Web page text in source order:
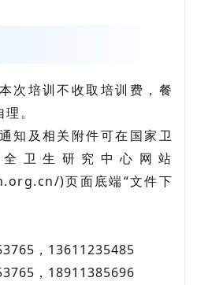
本次培训不收取培训费，餐
。
知及相关附件可在国家卫
卫生研究中心网站
)页面底端“文件下
，13611235485
，18911385696